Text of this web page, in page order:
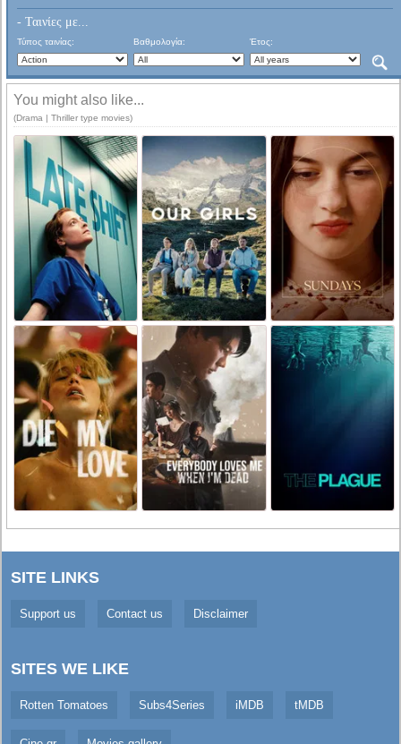
- Ταινίες με...
Τύπος ταινίας: Βαθμολογία: Έτος:
You might also like...
(Drama | Thriller type movies)
SITE LINKS
Support us Contact us Disclaimer
SITES WE LIKE
Rotten Tomatoes Subs4Series iMDB tMDB